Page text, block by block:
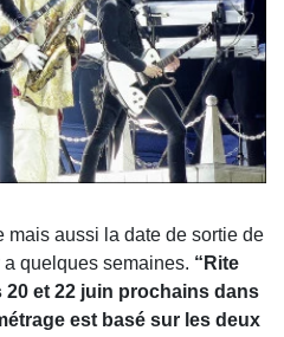
mais aussi la date de sortie de
quelques semaines. “Rite
20 et 22 juin prochains dans
est basé sur les deux